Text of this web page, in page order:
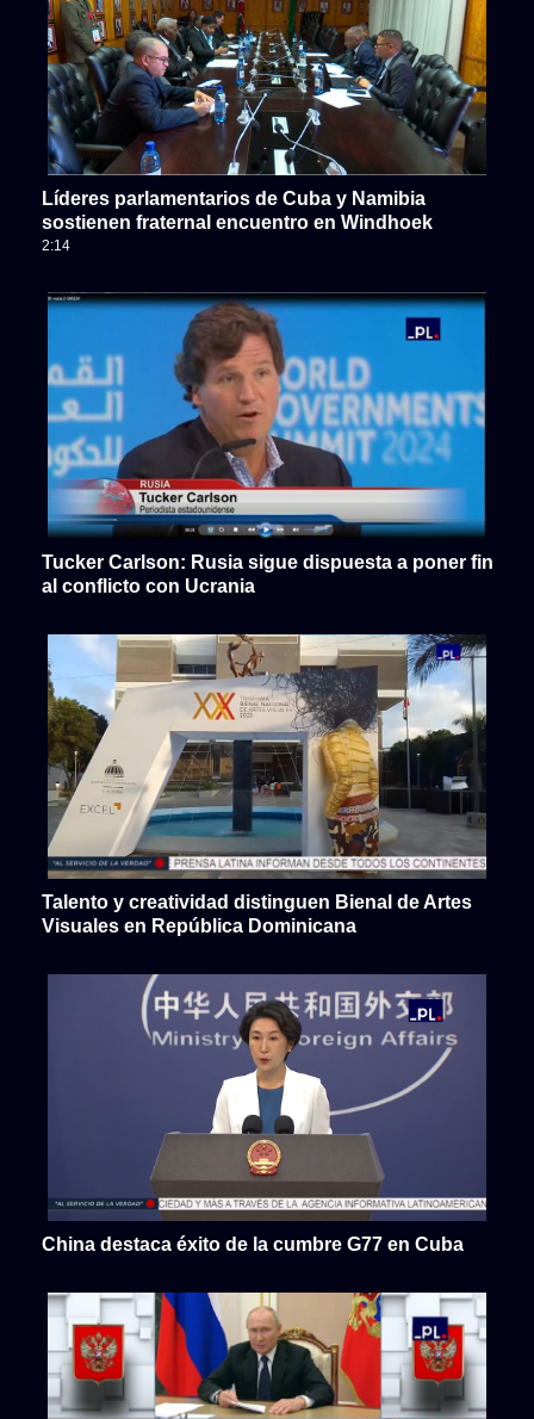
Líderes parlamentarios de Cuba y Namibia
sostienen fraternal encuentro en Windhoek
2:14
Tucker Carlson: Rusia sigue dispuesta a poner fin
al conflicto con Ucrania
Talento y creatividad distinguen Bienal de Artes
Visuales en República Dominicana
China destaca éxito de la cumbre G77 en Cuba